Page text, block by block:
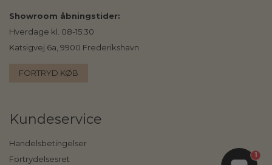
Showroom åbningstider:
Hverdage kl. 08-15:30
Katsigvej 6a, 9900 Frederikshavn
FORTRYD KØB
Kundeservice
Handelsbetingelser
Fortrydelsesret
1